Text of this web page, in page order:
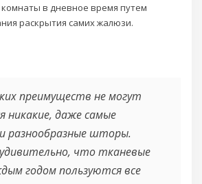
в дневное время путем
раскрытия самих жалюзи.
преимуществ не могут
никакие, даже самые
разнообразные шторы.
что тканевые
годом пользуются все